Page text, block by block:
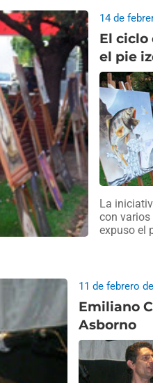
El ciclo
el pie
14 de
La
con varios
expuso el
Emiliano
Asborno
11 de febrero